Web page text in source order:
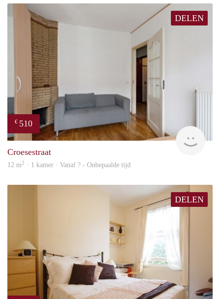
DELEN
€ 510
Croesestraat
12 m2 · 1 kamer · Vanaf ? - Onbepaalde tijd
DELEN